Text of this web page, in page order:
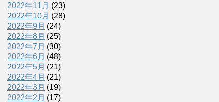
2022年11月 (23)
2022年10月 (28)
2022年9月 (24)
2022年8月 (25)
2022年7月 (30)
2022年6月 (48)
2022年5月 (21)
2022年4月 (21)
2022年3月 (19)
2022年2月 (17)